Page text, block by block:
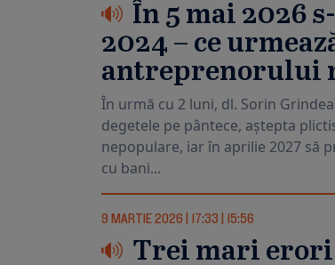
În 5 mai 2026
2024 – ce
antreprenorului
În urmă cu 2 luni, dl. Sorin
degetele pe pântece, aștepta
nepopulare, iar în aprilie 2027 să
cu bani...
9 MARTIE 2026 17:33 15:56
Trei mari erori